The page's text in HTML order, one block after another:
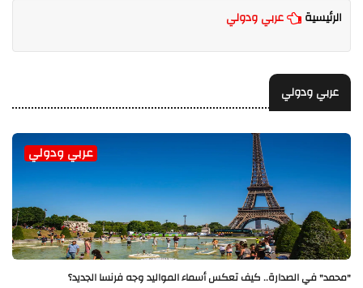
الرئيسية عربي ودولي
عربي ودولي
عربي ودولي
"محمد" في الصدارة.. كيف تعكس أسماء المواليد وجه فرنسا الجديد؟